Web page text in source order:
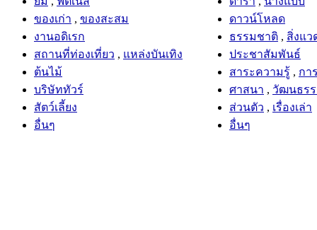
ของเก่า , ของสะสม
งานอดิเรก
สถานที่ท่องเที่ยว , แหล่งบันเทิง
ต้นไม้
บริษัททัวร์
สัตว์เลี้ยง
อื่นๆ
ดาวน์โหลด
ธรรมชาติ , สิ่งแว
ประชาสัมพันธ์
สาระความรู้ , กา
ศาสนา , วัฒนธร
ส่วนตัว , เรื่องเล่า
อื่นๆ